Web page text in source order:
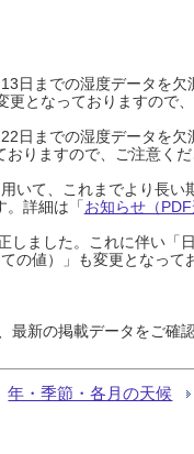
日までの湿度データを欠
となっておりますので、
日までの湿度データを欠
りますので、ご注意く
いて、これまでより長い
。詳細は「お知らせ（PDF
しました。これに伴い「
の値）」も変更となって
新の掲載データをご確
年・季節・各月の天候